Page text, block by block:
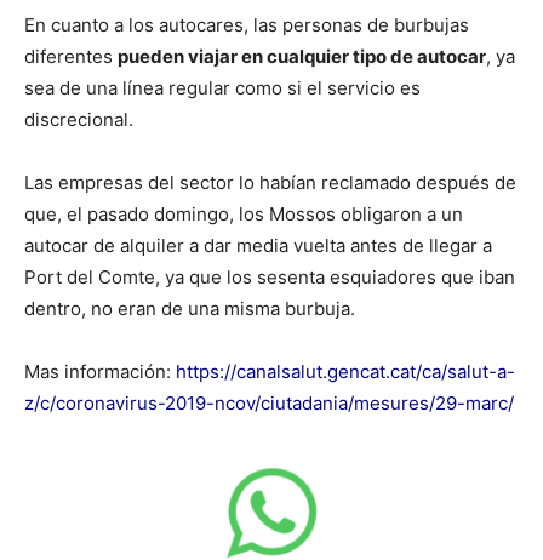
En cuanto a los autocares, las personas de burbujas
diferentes pueden viajar en cualquier tipo de autocar, ya
sea de una línea regular como si el servicio es
discrecional.
Las empresas del sector lo habían reclamado después de
que, el pasado domingo, los Mossos obligaron a un
autocar de alquiler a dar media vuelta antes de llegar a
Port del Comte, ya que los sesenta esquiadores que iban
dentro, no eran de una misma burbuja.
Mas información: https://canalsalut.gencat.cat/ca/salut-a-
z/c/coronavirus-2019-ncov/ciutadania/mesures/29-marc/